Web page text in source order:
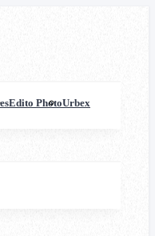
Edito PhotoUrbex